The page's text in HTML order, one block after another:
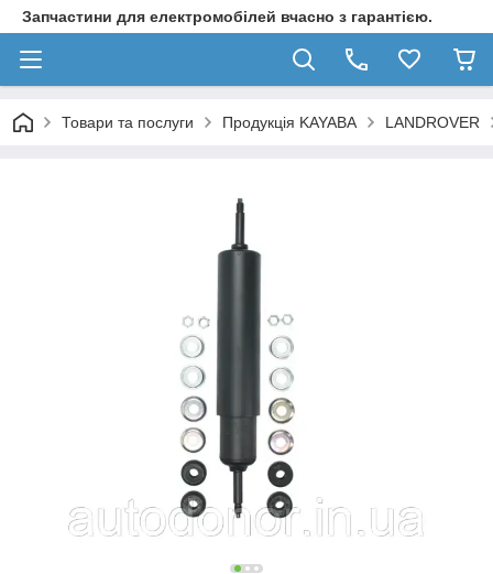
Запчастини для електромобілей вчасно з гарантією.
Товари та послуги Продукція KAYABA LANDROVER